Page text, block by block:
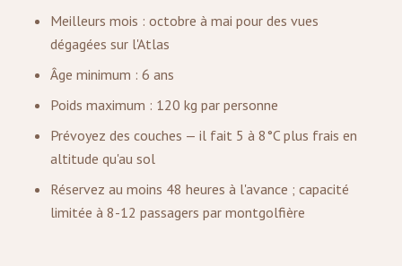
Meilleurs mois : octobre à mai pour des vues
dégagées sur l'Atlas
Âge minimum : 6 ans
Poids maximum : 120 kg par personne
Prévoyez des couches — il fait 5 à 8°C plus frais en
altitude qu'au sol
Réservez au moins 48 heures à l'avance ; capacité
limitée à 8-12 passagers par montgolfière